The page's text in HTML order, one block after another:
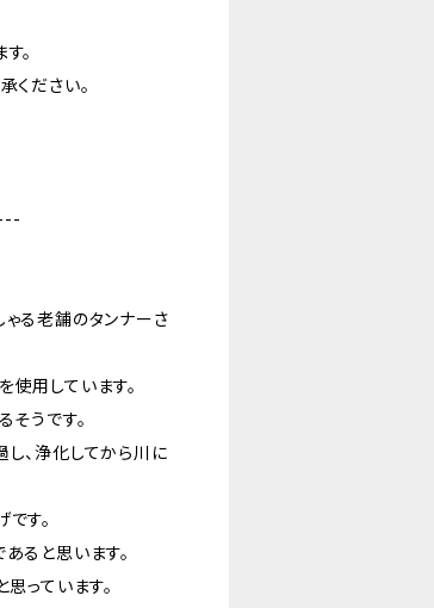
。
ください。
る老舗のタンナーさ
用しています。
うです。
、浄化してから川に
す。
ると思います。
っています。